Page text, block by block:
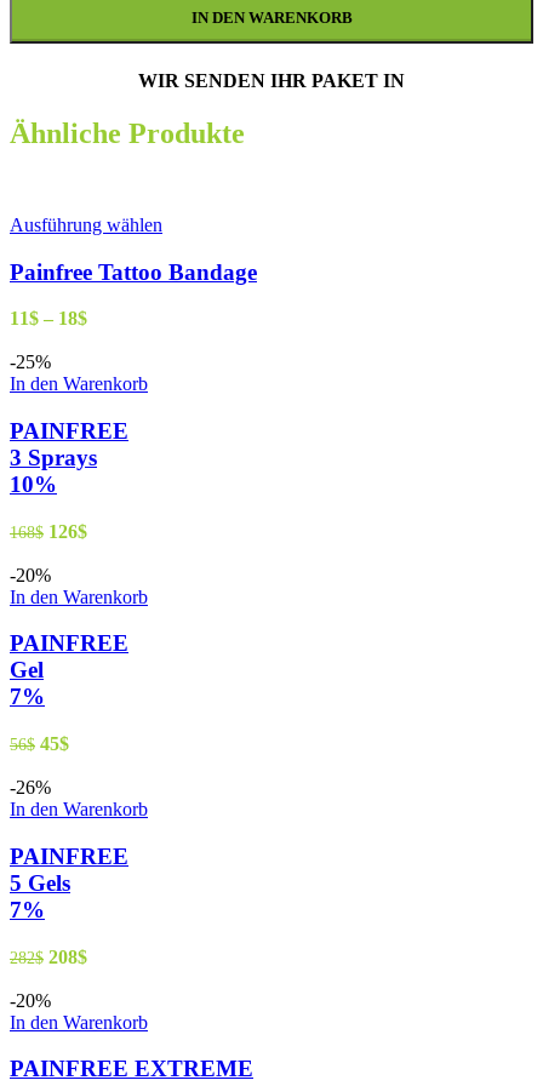
IN DEN WARENKORB
WIR SENDEN IHR PAKET IN
Ähnliche Produkte
Ausführung wählen
Painfree Tattoo Bandage
11$ – 18$
-25%
In den Warenkorb
PAINFREE
3 Sprays
10%
168$ 126$
-20%
In den Warenkorb
PAINFREE
Gel
7%
56$ 45$
-26%
In den Warenkorb
PAINFREE
5 Gels
7%
282$ 208$
-20%
In den Warenkorb
PAINFREE EXTREME